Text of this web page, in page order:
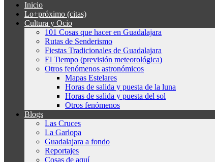
Inicio
Lo+próximo (citas)
Cultura y Ocio
101 Cosas que hacer en Guadalajara
Rutas de Senderismo
Fiestas Tradicionales de Guadalajara
El Tiempo (previsión meteorológica)
Otros fenómenos astronómicos
Mapas Estelares
Horas de salida y puesta de la luna
Horas de salida y puesta del sol
Otros fenómenos
Blogs
Las Cruces
La Garlopa
Guadalajara a fondo
Reportajes
Cosas de aquí